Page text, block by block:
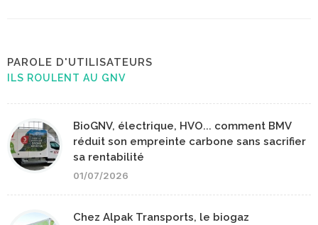
PAROLE D'UTILISATEURS
ILS ROULENT AU GNV
BioGNV, électrique, HVO... comment BMV
réduit son empreinte carbone sans sacrifier
sa rentabilité
01/07/2026
Chez Alpak Transports, le biogaz